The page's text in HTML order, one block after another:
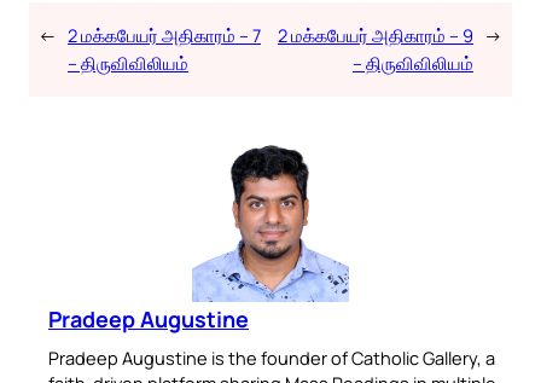
← 2 மக்கபேயர் அதிகாரம் – 7
– திருவிவிலியம்
2 மக்கபேயர் அதிகாரம் – 9
– திருவிவிலியம்
→
Pradeep Augustine
Pradeep Augustine is the founder of Catholic Gallery, a